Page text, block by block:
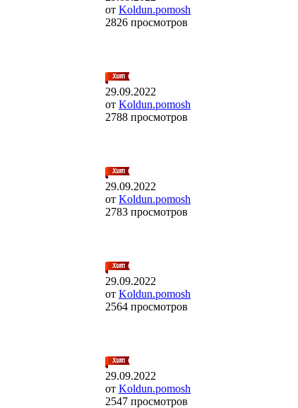
от Koldun.pomosh
2826 просмотров
29.09.2022
от Koldun.pomosh
2788 просмотров
29.09.2022
от Koldun.pomosh
2783 просмотров
29.09.2022
от Koldun.pomosh
2564 просмотров
29.09.2022
от Koldun.pomosh
2547 просмотров